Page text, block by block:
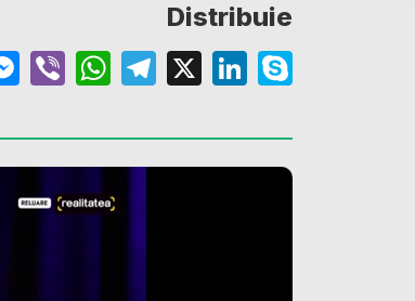
Distribuie
Messenger
ViberWhatsApp
Telegram
X LinkedIn